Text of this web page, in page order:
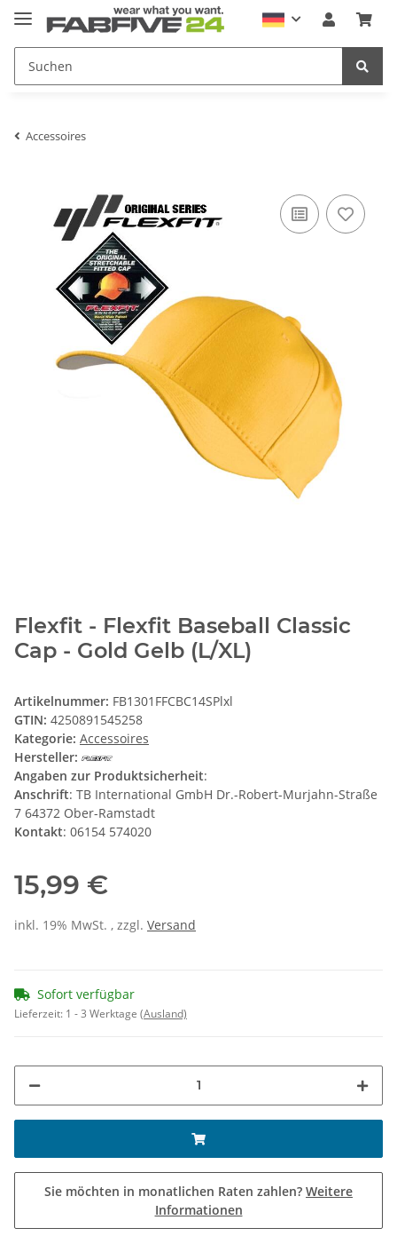
Accessoires
Flexfit - Flexfit Baseball Classic
Cap - Gold Gelb (L/XL)
Artikelnummer: FB1301FFCBC14SPlxl
GTIN: 4250891545258
Kategorie: Accessoires
Hersteller:
Angaben zur Produktsicherheit:
Anschrift: TB International GmbH Dr.-Robert-Murjahn-Straße
7 64372 Ober-Ramstadt
Kontakt: 06154 574020
15,99 €
inkl. 19% MwSt. , zzgl. Versand
Sofort verfügbar
Lieferzeit: 1 - 3 Werktage (Ausland)
Sie möchten in monatlichen Raten zahlen? Weitere
Informationen